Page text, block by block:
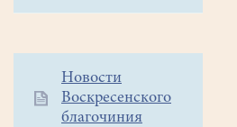
Дополнительное
меню
Новости
Воскресенского
благочиния